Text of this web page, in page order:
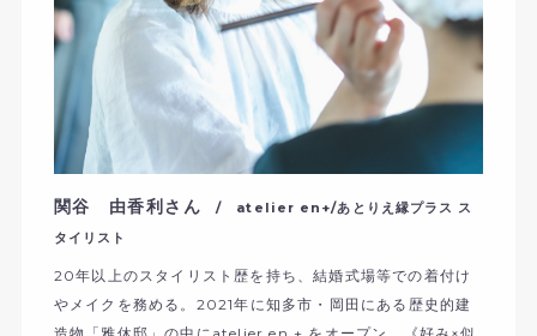
関谷 由香利さん / atelier en+/あとりえ縁プラス ス
タイリスト
20年以上のスタイリスト歴を持ち、結婚式場等での着付け
やメイクを務める。2021年に知多市・岡田にある歴史的建